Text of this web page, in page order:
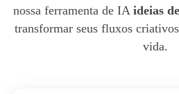
nossa ferramenta de IA ideias
transformar seus fluxos
vida.